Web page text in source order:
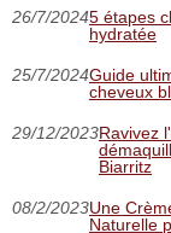
26/7/20245 étapes
hydratée
25/7/2024Guide
cheveux
29/12/2023Ravivez
Biarritz
08/2/2023Une
Naturelle